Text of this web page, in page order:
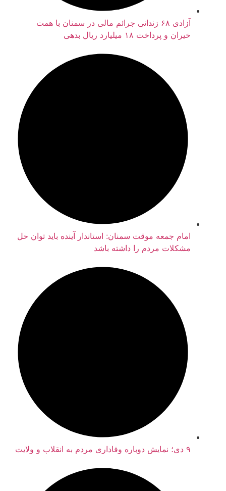
آزادی ۶۸ زندانی جرائم مالی در سمنان با همت
خیران و پرداخت ۱۸ میلیارد ریال بدهی
امام جمعه موقت سمنان: استاندار آینده باید توان حل
مشکلات مردم را داشته باشد